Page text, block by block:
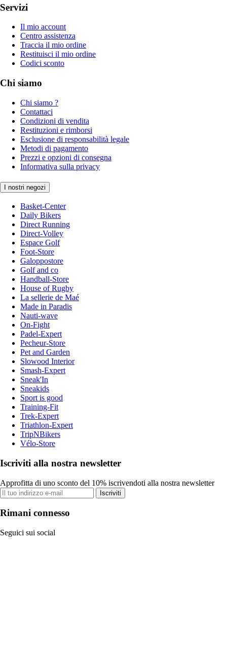
Servizi
Il mio account
Centro assistenza
Traccia il mio ordine
Restituisci il mio ordine
Codici sconto
Chi siamo
Chi siamo ?
Contattaci
Condizioni di vendita
Restituzioni e rimborsi
Esclusione di responsabilità legale
Metodi di pagamento
Prezzi e opzioni di consegna
Informativa sulla privacy
I nostri negozi
Basket-Center
Daily Bikers
Direct Running
Direct-Volley
Espace Golf
Foot-Store
Galoppostore
Golf and co
Handball-Store
House of Rugby
La sellerie de Maé
Made in Paradis
Nauti-wave
On-Fight
Padel-Expert
Pecheur-Store
Pet and Garden
Slowood Interior
Smash-Expert
Sneak'In
Sneakids
Sport is good
Training-Fit
Trek-Expert
Triathlon-Expert
TripNBikers
Vélo-Store
Iscriviti alla nostra newsletter
Approfitta di uno sconto del 10% iscrivendoti alla nostra newsletter
Iscriviti
Rimani connesso
Seguici sui social